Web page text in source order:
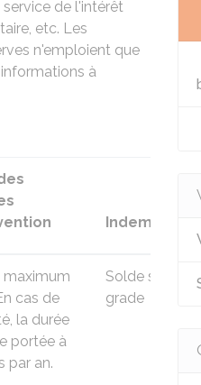
de l'intérêt
etc. Les
n'emploient que
à
maximum
cas de
la durée
portée à
par an.
Solde selon le
grade